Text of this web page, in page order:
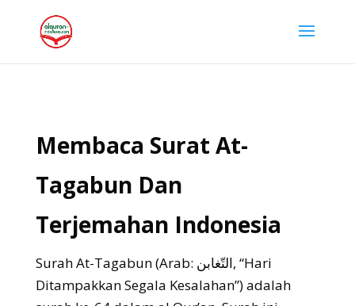
Membaca Surat At-
Tagabun Dan
Terjemahan Indonesia
Surah At-Tagabun (Arab: التّغابن, “Hari
Ditampakkan Segala Kesalahan”) adalah